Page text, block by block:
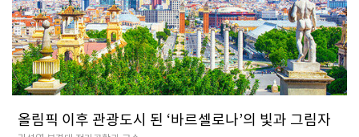
올림픽 이후 관광도시 된 ‘바르셀로나’의 빛과 그림자